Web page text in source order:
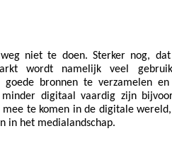
niet te doen. Sterker nog,
wordt namelijk veel
goede bronnen te verzamelen
digitaal vaardig zijn
te komen in de digitale
in het medialandschap.